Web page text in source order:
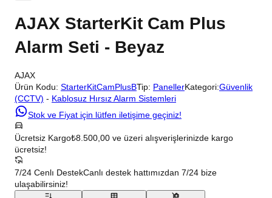
AJAX StarterKit Cam Plus
Alarm Seti - Beyaz
AJAX
Ürün Kodu: StarterKitCamPlusBTip: PanellerKategori:Güvenlik
(CCTV) - Kablosuz Hırsız Alarm Sistemleri
Stok ve Fiyat için lütfen iletişime geçiniz!
Ücretsiz Kargo₺8.500,00 ve üzeri alışverişlerinizde kargo
ücretsiz!
7/24 Cenlı DestekCanlı destek hattımızdan 7/24 bize
ulaşabilirsiniz!